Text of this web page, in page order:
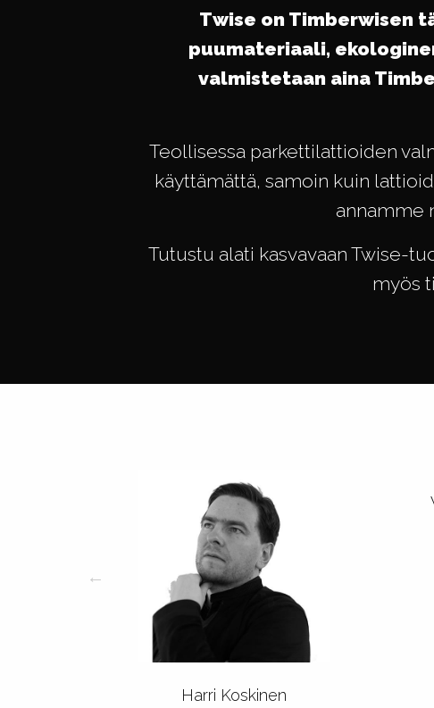
Twise on Timberwisen
puumateriaali,
valmistetaan aina
Teollisessa parkettilattioiden
käyttämättä, samoin kuin
annamme
Tutustu alati kasvavaan Twise-
myös
Harri Koskinen